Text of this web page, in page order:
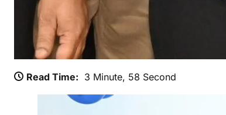
Read Time: 3 Minute, 58 Second